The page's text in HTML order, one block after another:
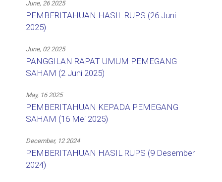
June, 26 2025
PEMBERITAHUAN HASIL RUPS (26 Juni
2025)
June, 02 2025
PANGGILAN RAPAT UMUM PEMEGANG
SAHAM (2 Juni 2025)
May, 16 2025
PEMBERITAHUAN KEPADA PEMEGANG
SAHAM (16 Mei 2025)
December, 12 2024
PEMBERITAHUAN HASIL RUPS (9 Desember
2024)